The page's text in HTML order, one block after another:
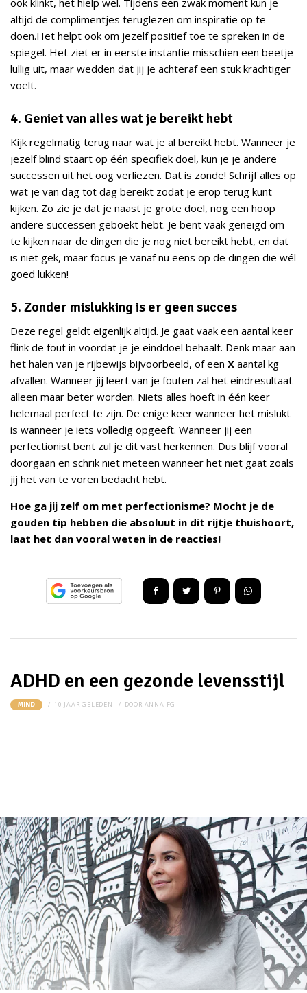
ook klinkt, het hielp wel. Tijdens een zwak moment kun je
altijd de complimentjes teruglezen om inspiratie op te
doen.Het helpt ook om jezelf positief toe te spreken in de
spiegel. Het ziet er in eerste instantie misschien een beetje
lullig uit, maar wedden dat jij je achteraf een stuk krachtiger
voelt.
4. Geniet van alles wat je bereikt hebt
Kijk regelmatig terug naar wat je al bereikt hebt. Wanneer je
jezelf blind staart op één specifiek doel, kun je je andere
successen uit het oog verliezen. Dat is zonde! Schrijf alles op
wat je van dag tot dag bereikt zodat je erop terug kunt
kijken. Zo zie je dat je naast je grote doel, nog een hoop
andere successen geboekt hebt. Je bent vaak geneigd om
te kijken naar de dingen die je nog niet bereikt hebt, en dat
is niet gek, maar focus je vanaf nu eens op de dingen die wél
goed lukken!
5. Zonder mislukking is er geen succes
Deze regel geldt eigenlijk altijd. Je gaat vaak een aantal keer
flink de fout in voordat je je einddoel behaalt. Denk maar aan
het halen van je rijbewijs bijvoorbeeld, of een X aantal kg
afvallen. Wanneer jij leert van je fouten zal het eindresultaat
alleen maar beter worden. Niets alles hoeft in één keer
helemaal perfect te zijn. De enige keer wanneer het mislukt
is wanneer je iets volledig opgeeft. Wanneer jij een
perfectionist bent zul je dit vast herkennen. Dus blijf vooral
doorgaan en schrik niet meteen wanneer het niet gaat zoals
jij het van te voren bedacht hebt.
Hoe ga jij zelf om met perfectionisme? Mocht je de
gouden tip hebben die absoluut in dit rijtje thuishoort,
laat het dan vooral weten in de reacties!
ADHD en een gezonde levensstijl
MIND 10 JAAR GELEDEN DOOR ANNA FG